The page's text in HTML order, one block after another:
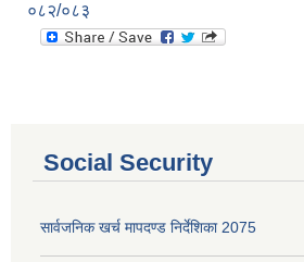
०८२/०८३
Social Security
सार्वजनिक खर्च मापदण्ड निर्देशिका 2075